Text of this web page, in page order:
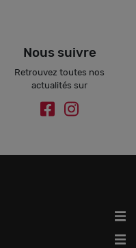
Nous suivre
Retrouvez toutes nos
actualités sur
OK